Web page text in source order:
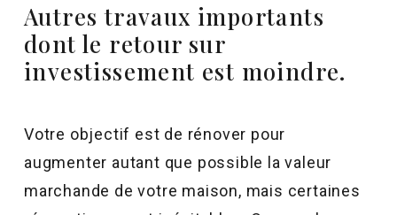
Autres travaux importants
dont le retour sur
investissement est moindre.
Votre objectif est de rénover pour
augmenter autant que possible la valeur
marchande de votre maison, mais certaines